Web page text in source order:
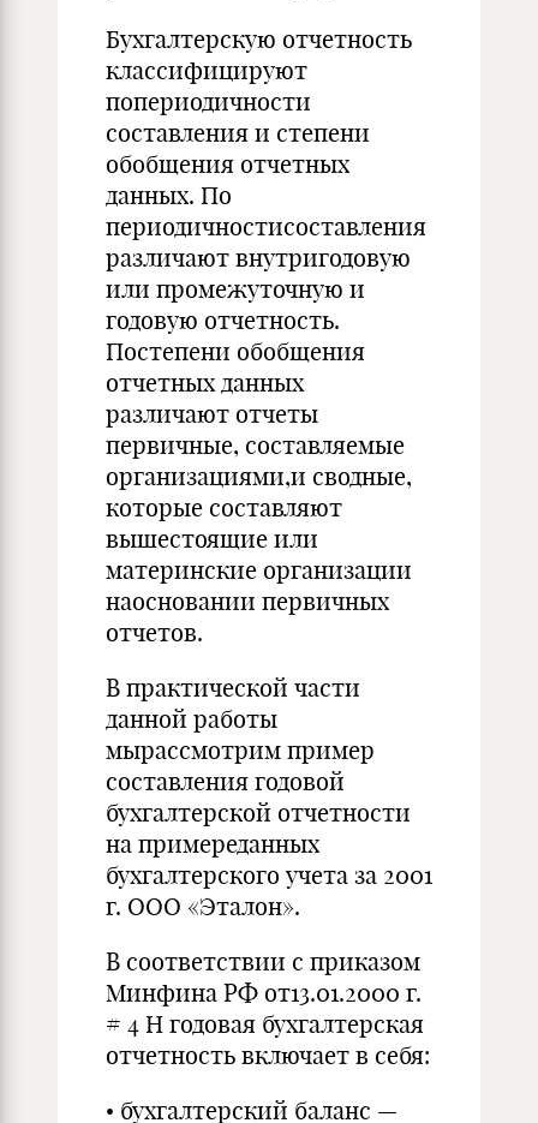
Бухгалтерскую отчетность
классифицируют
попериодичности
составления и степени
обобщения отчетных
данных. По
периодичностисоставления
различают внутригодовую
или промежуточную и
годовую отчетность.
Постепени обобщения
отчетных данных
различают отчеты
первичные, составляемые
организациями,и сводные,
которые составляют
вышестоящие или
материнские организации
наосновании первичных
отчетов.
В практической части
данной работы
мырассмотрим пример
составления годовой
бухгалтерской отчетности
на примереданных
бухгалтерского учета за 2001
г. ООО «Эталон».
В соответствии с приказом
Минфина РФ от13.01.2000 г.
# 4 Н годовая бухгалтерская
отчетность включает в себя:
• бухгалтерский баланс —